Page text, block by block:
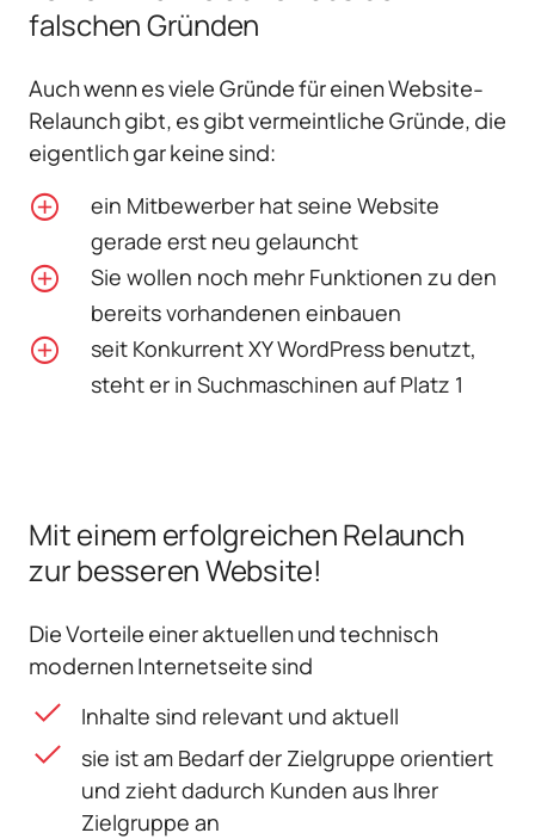
falschen Gründen
Auch wenn es viele Gründe für einen Website-
Relaunch gibt, es gibt vermeintliche Gründe, die
eigentlich gar keine sind:
ein Mitbewerber hat seine Website
gerade erst neu gelauncht
Sie wollen noch mehr Funktionen zu den
bereits vorhandenen einbauen
seit Konkurrent XY WordPress benutzt,
steht er in Suchmaschinen auf Platz 1
Mit einem erfolgreichen Relaunch
zur besseren Website!
Die Vorteile einer aktuellen und technisch
modernen Internetseite sind
Inhalte sind relevant und aktuell
sie ist am Bedarf der Zielgruppe orientiert
und zieht dadurch Kunden aus Ihrer
Zielgruppe an